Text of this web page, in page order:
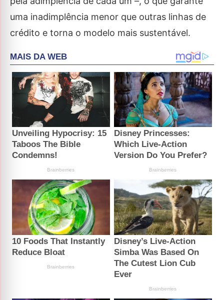
uma inadimplência menor que outras linhas de
crédito e torna o modelo mais sustentável.